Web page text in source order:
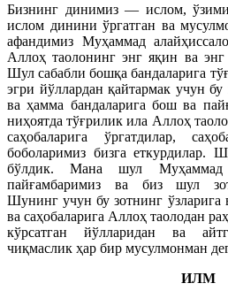
Бизнинг динимиз — ислом,
ислом динини ўргатган ва
афандимиз Муҳаммад
Аллоҳ таолонинг энг яқин ва
Шул сабабли бошқа бандаларига
эгри йўллардан қайтармак учун
ва ҳамма бандаларига бош ва
ниҳоятда тўғрилик ила Аллоҳ
саҳобаларига ўргатдилар,
боболаримиз бизга еткурдилар.
бўлдик. Мана шул Муҳаммад
пайғамбаримиз ва биз шул
Шунинг учун бу зотнинг ўзларига
ва саҳобаларига Аллоҳ таолодан
кўрсатган йўлларидан ва
чиқмаслик ҳар бир мусулмонман
ИЛМ